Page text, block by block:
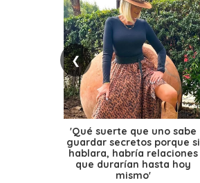
❮
'Qué suerte que uno sabe
guardar secretos porque si
hablara, habría relaciones
que durarían hasta hoy
mismo'